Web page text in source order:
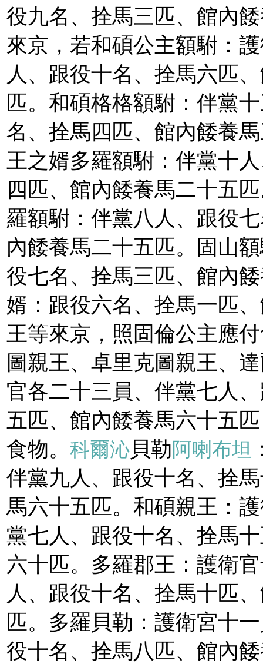
役九名、拴馬三匹、館內
來京，若和碩公主額駙：
人、跟役十名、拴馬六匹
匹。和碩格格額駙：伴黨
名、拴馬四匹、館內餧養
王之婿多羅額駙：伴黨十
四匹、館內餧養馬二十五
羅額駙：伴黨八人、跟役
內餧養馬二十五匹。固山
役七名、拴馬三匹、館內
婿：跟役六名、拴馬一匹
王等來京，照固倫公主應
圖親王、卓里克圖親王、
官各二十三員、伴黨七人
五匹、館內餧養馬六十五
食物。 科爾沁貝勒阿喇布坦
伴黨九人、跟役十名、拴
馬六十五匹。和碩親王：
黨七人、跟役十名、拴馬
六十匹。多羅郡王：護衛
人、跟役十名、拴馬十匹
匹。多羅貝勒：護衛宮十
役十名、拴馬八匹、館內